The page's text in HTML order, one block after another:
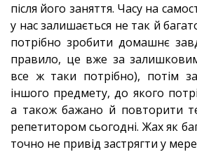
після його заняття. Часу на
у нас залишається не так й
потрібно зробити домашнє
правило, це вже за
все ж таки потрібно), потім
іншого предмету, до якого
а також бажано й повторити
репетитором сьогодні. Жах як
точно не привід застрягти у